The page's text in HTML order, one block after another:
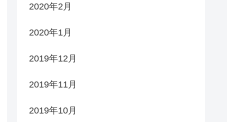
2020年2月
2020年1月
2019年12月
2019年11月
2019年10月